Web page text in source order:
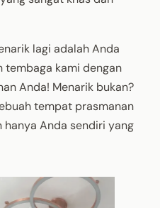
lagi adalah Anda
tembaga kami dengan
Anda! Menarik bukan?
tempat prasmanan
Anda sendiri yang